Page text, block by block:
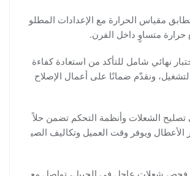
مقياس الحرارة مع الإعدادات المطلو
حرارة متساوٍ داخل الفرن.
نهائي شامل للتأكد من استعادة كفاءة
ونقدّم ضمانًا على أعمال الإصلاح
تصليح الشعلات وأنظمة التحكم تضمن حلاً
الأعطال ويوفر وقت العميل وتكاليف الصي